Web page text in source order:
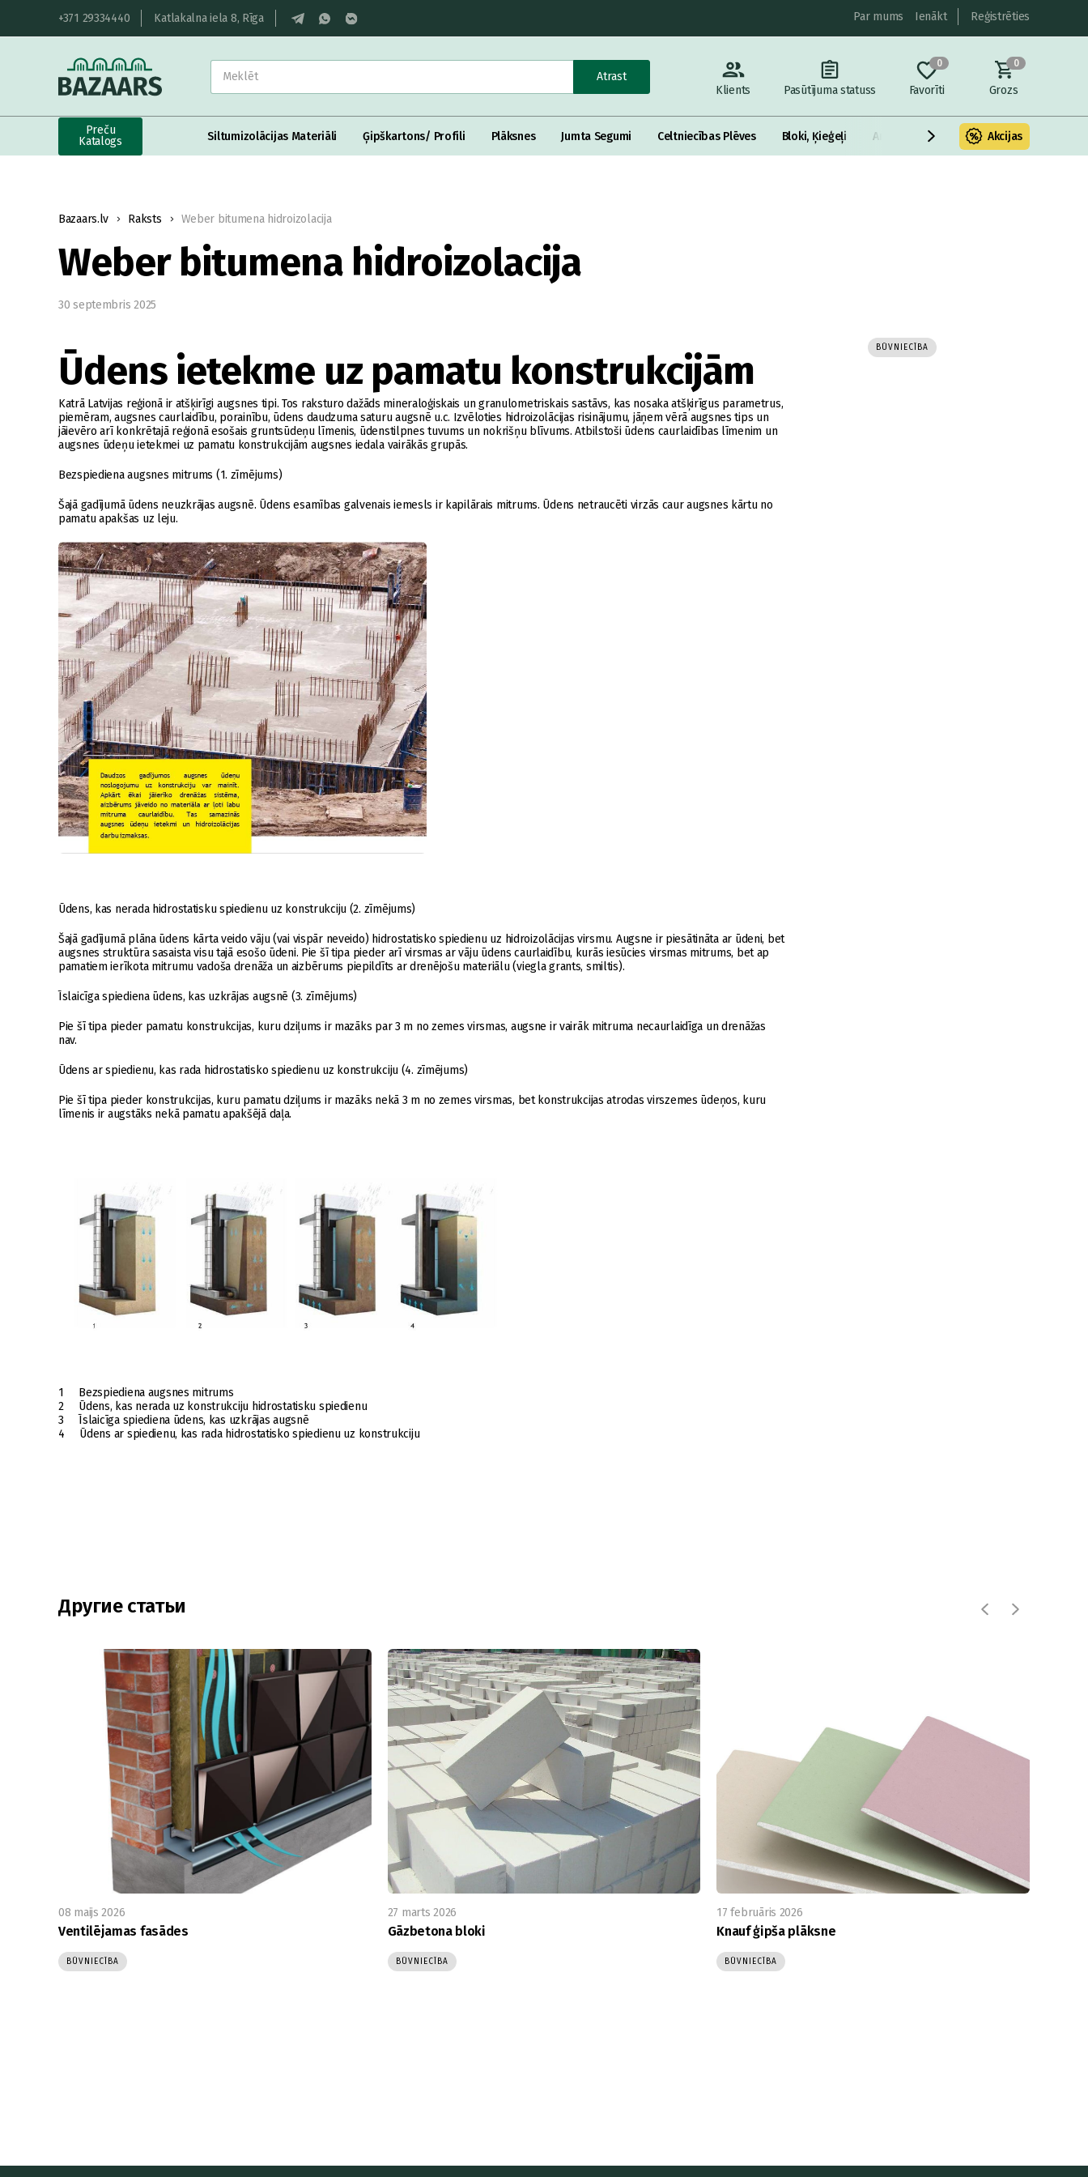
+371 29334440 Katlakalna iela 8, Rīga Par mums Ienākt Reģistrēties
Atrast
Klients
Pasūtījuma statuss
0
Favorīti
0
Grozs
Preču
Katalogs
Siltumizolācijas Materiāli Ģipškartons/ Profili Plāksnes Jumta Segumi Celtniecības Plēves Bloki, Ķieģeļi Armatūra un metāls Fasādes
Akcijas
Bazaars.lv Raksts Weber bitumena hidroizolacija
Weber bitumena hidroizolacija
30 septembris 2025
Ūdens ietekme uz pamatu konstrukcijām
Katrā Latvijas reģionā ir atšķirīgi augsnes tipi. Tos raksturo dažāds mineraloģiskais un granulometriskais sastāvs, kas nosaka atšķirīgus parametrus,
piemēram, augsnes caurlaidību, porainību, ūdens daudzuma saturu augsnē u.c. Izvēloties hidroizolācijas risinājumu, jāņem vērā augsnes tips un
jāievēro arī konkrētajā reģionā esošais gruntsūdeņu līmenis, ūdenstilpnes tuvums un nokrišņu blīvums. Atbilstoši ūdens caurlaidības līmenim un
augsnes ūdeņu ietekmei uz pamatu konstrukcijām augsnes iedala vairākās grupās.
Bezspiediena augsnes mitrums (1. zīmējums)
Šajā gadījumā ūdens neuzkrājas augsnē. Ūdens esamības galvenais iemesls ir kapilārais mitrums. Ūdens netraucēti virzās caur augsnes kārtu no
pamatu apakšas uz leju.
Ūdens, kas nerada hidrostatisku spiedienu uz konstrukciju (2. zīmējums)
Šajā gadījumā plāna ūdens kārta veido vāju (vai vispār neveido) hidrostatisko spiedienu uz hidroizolācijas virsmu. Augsne ir piesātināta ar ūdeni, bet
augsnes struktūra sasaista visu tajā esošo ūdeni. Pie šī tipa pieder arī virsmas ar vāju ūdens caurlaidību, kurās iesūcies virsmas mitrums, bet ap
pamatiem ierīkota mitrumu vadoša drenāža un aizbērums piepildīts ar drenējošu materiālu (viegla grants, smiltis).
Īslaicīga spiediena ūdens, kas uzkrājas augsnē (3. zīmējums)
Pie šī tipa pieder pamatu konstrukcijas, kuru dziļums ir mazāks par 3 m no zemes virsmas, augsne ir vairāk mitruma necaurlaidīga un drenāžas
nav.
Ūdens ar spiedienu, kas rada hidrostatisko spiedienu uz konstrukciju (4. zīmējums)
Pie šī tipa pieder konstrukcijas, kuru pamatu dziļums ir mazāks nekā 3 m no zemes virsmas, bet konstrukcijas atrodas virszemes ūdeņos, kuru
līmenis ir augstāks nekā pamatu apakšējā daļa.
1 Bezspiediena augsnes mitrums
2 Ūdens, kas nerada uz konstrukciju hidrostatisku spiedienu
3 Īslaicīga spiediena ūdens, kas uzkrājas augsnē
4 Ūdens ar spiedienu, kas rada hidrostatisko spiedienu uz konstrukciju
BŪVNIECĪBA
Другие статьи
08 maijs 2026
Ventilējamas fasādes
BŪVNIECĪBA
27 marts 2026
Gāzbetona bloki
BŪVNIECĪBA
17 februāris 2026
Knauf ģipša plāksne
BŪVNIECĪBA